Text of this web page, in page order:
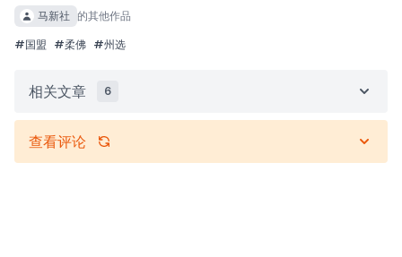
马新社 的其他作品
#国盟 #柔佛 #州选
相关文章 6
查看评论